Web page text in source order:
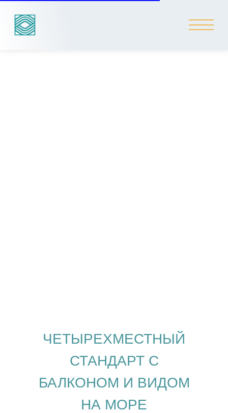
ЧЕТЫРЕХМЕСТНЫЙ
СТАНДАРТ С
БАЛКОНОМ И ВИДОМ
НА МОРЕ